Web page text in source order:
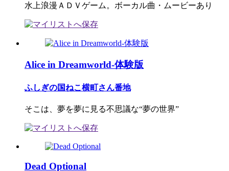
水上浪漫ＡＤＶゲーム。ボーカル曲・ムービーあり
Alice in Dreamworld-体験版
ふしぎの国ねこ横町さん番地
そこは、夢を夢に見る不思議な“夢の世界”
Dead Optional